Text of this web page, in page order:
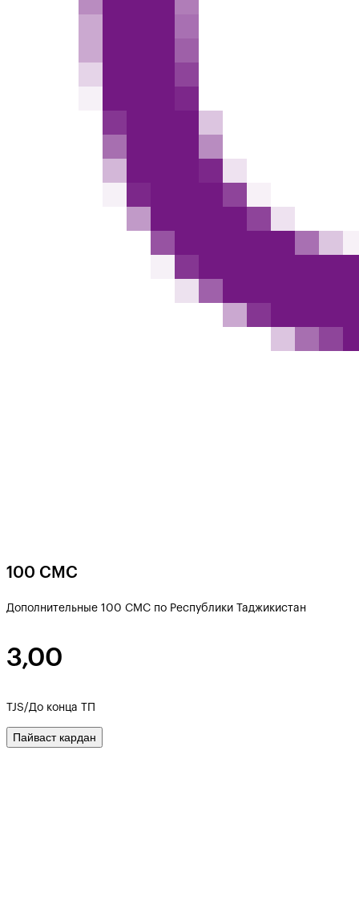
100 СМС
Дополнительные 100 СМС по Республики Таджикистан
3,00
TJS/До конца ТП
Пайваст кардан